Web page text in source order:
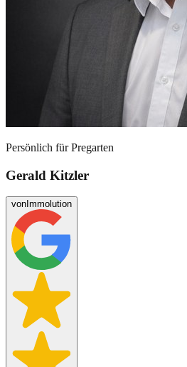
Persönlich fürPregarten
Gerald Kitzler
von Immolution